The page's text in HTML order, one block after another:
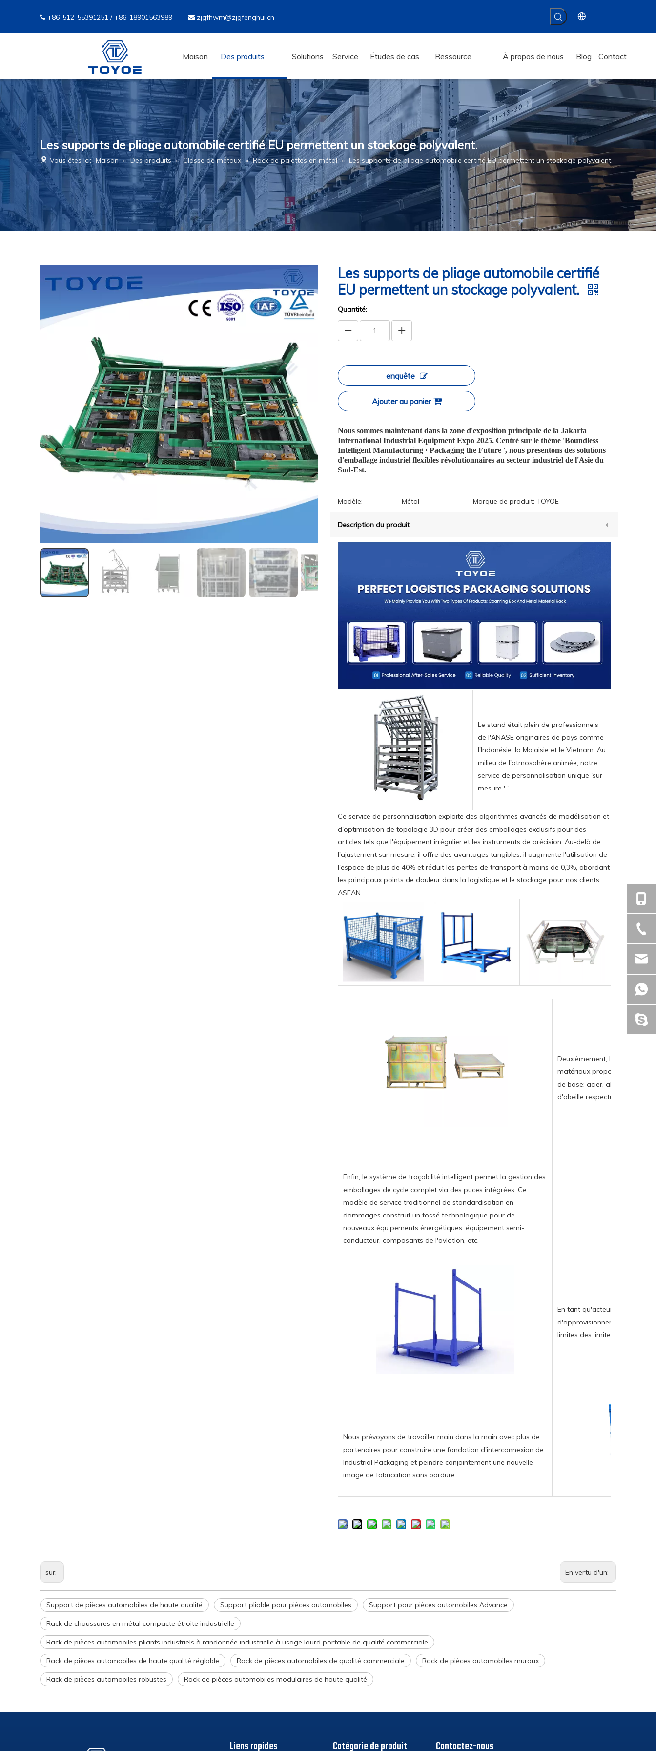
 +86-512-55391251 / +86-18901563989  zjgfhwm@zjgfenghui.cn
Maison Des produits Solutions Service Études de cas Ressource À propos de nous Blog Contact
Les supports de pliage automobile certifié EU permettent un stockage polyvalent.
Vous êtes ici: Maison » Des produits » Classe de métaux » Rack de palettes en métal » Les supports de pliage automobile certifié EU permettent un stockage polyvalent.
Les supports de pliage automobile certifié
EU permettent un stockage polyvalent.
Quantité:
enquête
Ajouter au panier
Nous sommes maintenant dans la zone d'exposition principale de la Jakarta
International Industrial Equipment Expo 2025. Centré sur le thème 'Boundless
Intelligent Manufacturing · Packaging the Future ', nous présentons des solutions
d'emballage industriel flexibles révolutionnaires au secteur industriel de l'Asie du
Sud-Est.
Modèle: Métal Marque de produit: TOYOE
Description du produit
Le stand était plein de professionnels
de l'ANASE originaires de pays comme
l'Indonésie, la Malaisie et le Vietnam. Au
milieu de l'atmosphère animée, notre
service de personnalisation unique 'sur
mesure ' '
Ce service de personnalisation exploite des algorithmes avancés de modélisation et
d'optimisation de topologie 3D pour créer des emballages exclusifs pour des
articles tels que l'équipement irrégulier et les instruments de précision. Au-delà de
l'ajustement sur mesure, il offre des avantages tangibles: il augmente l'utilisation de
l'espace de plus de 40% et réduit les pertes de transport à moins de 0,3%, abordant
les principaux points de douleur dans la logistique et le stockage pour nos clients
ASEAN
Deuxièmement, le
matériaux propose des
de base: acier, alliage en
d'abeille respectueux de
Enfin, le système de traçabilité intelligent permet la gestion des
emballages de cycle complet via des puces intégrées. Ce
modèle de service traditionnel de standardisation en
dommages construit un fossé technologique pour de
nouveaux équipements énergétiques, équipement semi-
conducteur, composants de l'aviation, etc.
En tant qu'acteur de la mise
d'approvisionnement, nous
limites des limites physiques
Nous prévoyons de travailler main dans la main avec plus de
partenaires pour construire une fondation d'interconnexion de
Industrial Packaging et peindre conjointement une nouvelle
image de fabrication sans bordure.
sur: En vertu d'un:
Support de pièces automobiles de haute qualité Support pliable pour pièces automobiles Support pour pièces automobiles Advance
Rack de chaussures en métal compacte étroite industrielle
Rack de pièces automobiles pliants industriels à randonnée industrielle à usage lourd portable de qualité commerciale
Rack de pièces automobiles de haute qualité réglable Rack de pièces automobiles de qualité commerciale Rack de pièces automobiles muraux
Rack de pièces automobiles robustes Rack de pièces automobiles modulaires de haute qualité
Liens rapides Catégorie de produit Contactez-nous